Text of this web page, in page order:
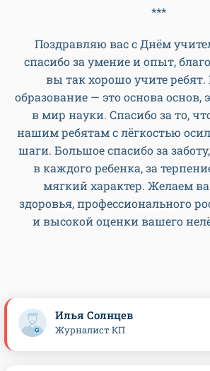
***
Поздравляю вас с Днём
спасибо за умение и опыт,
вы так хорошо учите ребят.
образование — это основа основ,
в мир науки. Спасибо за то,
нашим ребятам с лёгкостью
шаги. Большое спасибо за
в каждого ребенка, за
мягкий характер. Желаем
здоровья, профессионального
и высокой оценки вашего
Илья Солнцев
Журналист КП